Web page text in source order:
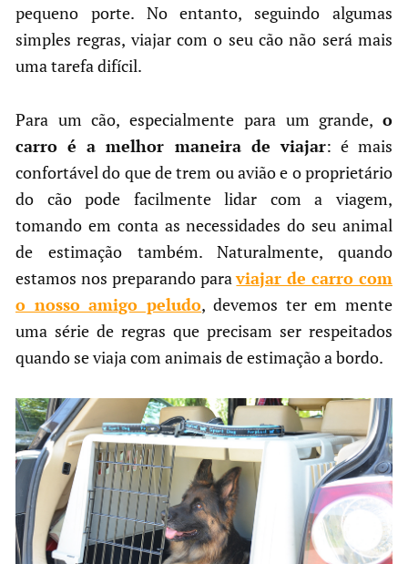
pequeno porte. No entanto, seguindo algumas
simples regras, viajar com o seu cão não será mais
uma tarefa difícil.
Para um cão, especialmente para um grande, o
carro é a melhor maneira de viajar: é mais
confortável do que de trem ou avião e o proprietário
do cão pode facilmente lidar com a viagem,
tomando em conta as necessidades do seu animal
de estimação também. Naturalmente, quando
estamos nos preparando paraviajar de carro com
o nosso amigo peludo, devemos ter em mente
uma série de regras que precisam ser respeitados
quando se viaja com animais de estimação a bordo.